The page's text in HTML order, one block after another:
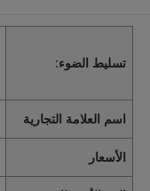
تسليط الضوء:
اسم العلامة التجارية
الأسعار